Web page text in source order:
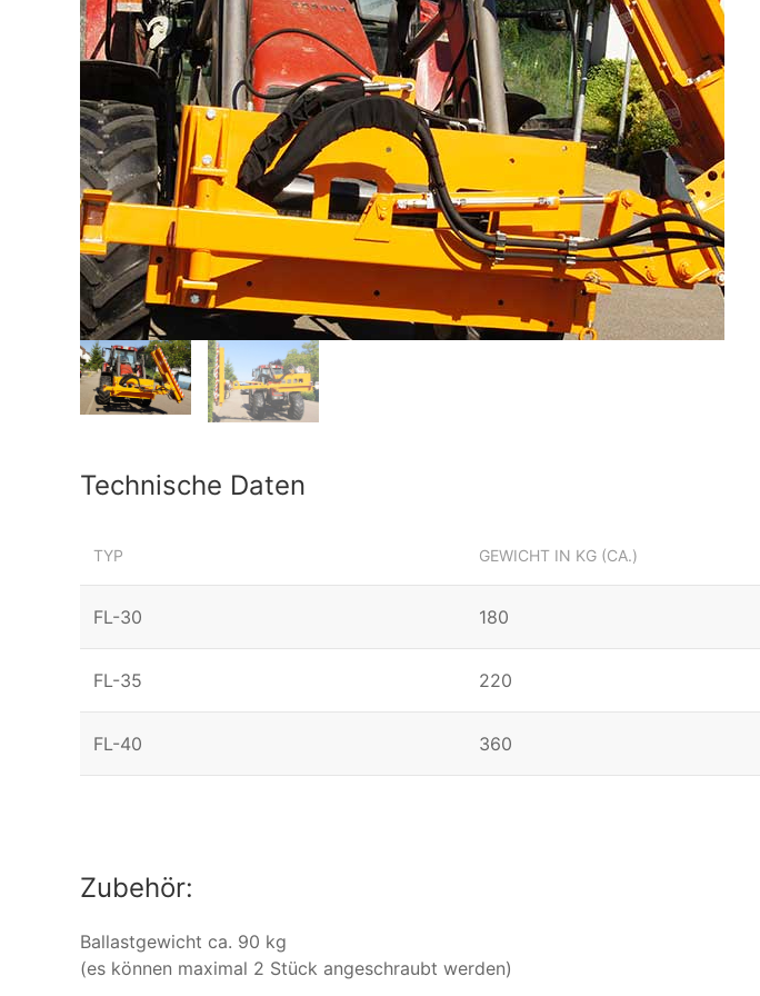
Technische Daten
TYP GEWICHT IN KG (CA.)
FL-30 180
FL-35 220
FL-40 360
Zubehör:
Ballastgewicht ca. 90 kg
(es können maximal 2 Stück angeschraubt werden)